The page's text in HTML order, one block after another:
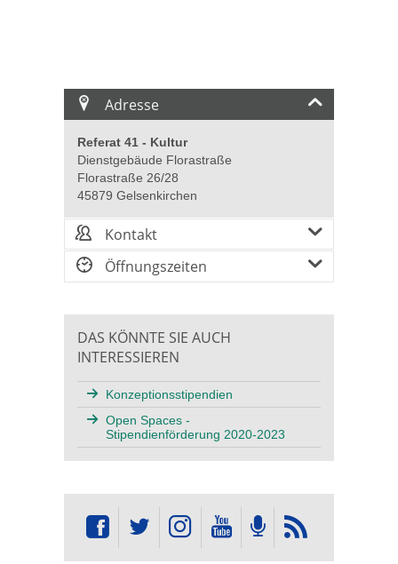
Adresse
Referat 41 - Kultur
Dienstgebäude Florastraße
Florastraße 26/28
45879 Gelsenkirchen
Kontakt
Öffnungszeiten
DAS KÖNNTE SIE AUCH
INTERESSIEREN
Konzeptionsstipendien
Open Spaces -
Stipendienförderung 2020-2023